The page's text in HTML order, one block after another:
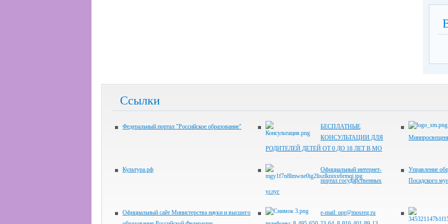
Ссылки
Федеральный портал "Российское образование"
БЕСПЛАТНЫЕ
КОНСУЛЬТАЦИИ ДЛЯ
РОДИТЕЛЕЙ ДЕТЕЙ ОТ 0 ДО 18 ЛЕТ В МО
Культура.рф
Официальный интернет-
портал государственных
услуг
Управление
Посадского
Официальный сайт Министерства науки и высшего
e-mail: upr@mosreg.ru